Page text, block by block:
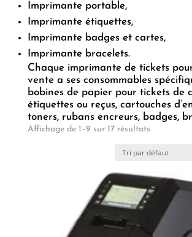
Imprimante portable,
Imprimante étiquettes,
Imprimante badges et cartes,
Imprimante bracelets.
Chaque imprimante de tickets
vente a ses consommables
bobines de papier pour tickets de
étiquettes ou reçus, cartouches
toners, rubans encreurs, badges,
Affichage de 1–9 sur 17 résultats